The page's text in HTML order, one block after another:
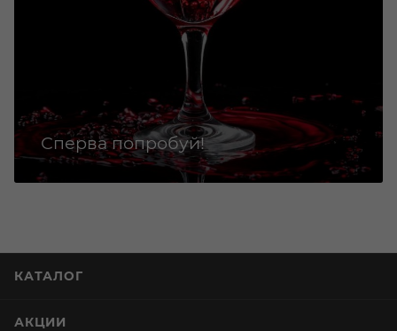
Сперва попробуй!
КАТАЛОГ
АКЦИИ